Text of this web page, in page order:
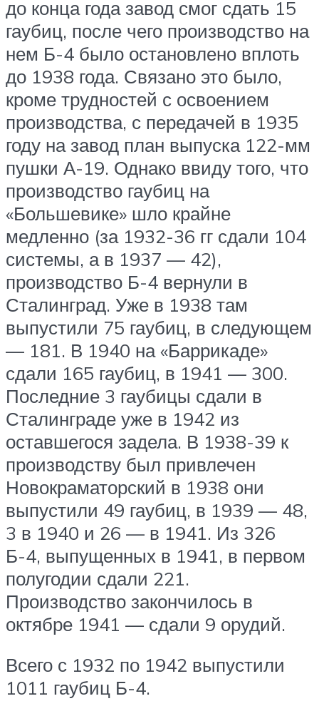
до конца года завод смог сдать 15
гаубиц, после чего производство на
нем Б-4 было остановлено вплоть
до 1938 года. Связано это было,
кроме трудностей с освоением
производства, с передачей в 1935
году на завод план выпуска 122-мм
пушки А-19. Однако ввиду того, что
производство гаубиц на
«Большевике» шло крайне
медленно (за 1932-36 гг сдали 104
системы, а в 1937 — 42),
производство Б-4 вернули в
Сталинград. Уже в 1938 там
выпустили 75 гаубиц, в следующем
— 181. В 1940 на «Баррикаде»
сдали 165 гаубиц, в 1941 — 300.
Последние 3 гаубицы сдали в
Сталинграде уже в 1942 из
оставшегося задела. В 1938-39 к
производству был привлечен
Новокраматорский в 1938 они
выпустили 49 гаубиц, в 1939 — 48,
3 в 1940 и 26 — в 1941. Из 326
Б-4, выпущенных в 1941, в первом
полугодии сдали 221.
Производство закончилось в
октябре 1941 — сдали 9 орудий.
Всего с 1932 по 1942 выпустили
1011 гаубиц Б-4.